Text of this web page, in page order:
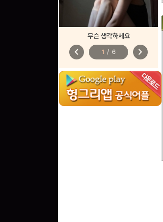
무슨 생각하세요
chevron_left 1 / 6 chevron_right